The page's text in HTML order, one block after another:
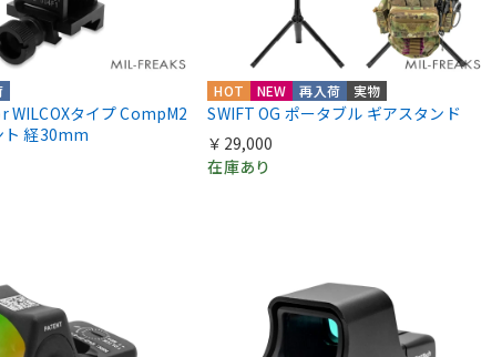
WILCOXタイプ CompM2
ト 経30mm
HOT NEW 再入荷 実物
SWIFT OG ポータブル ギアスタンド
￥29,000
在庫あり